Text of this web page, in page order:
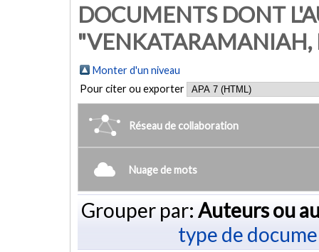
DOCUMENTS DONT
"VENKATARAMANIAH,
Monter d'un niveau
Pour citer ou exporter
Réseau de collaboration
Nuage de mots
Grouper par: Auteurs ou
type de